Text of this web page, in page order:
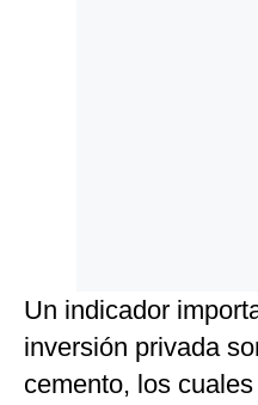
Un indicador
inversión privada
cemento, los